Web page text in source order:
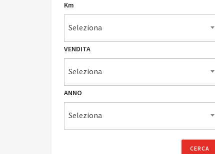
Km
Seleziona
VENDITA
Seleziona
ANNO
Seleziona